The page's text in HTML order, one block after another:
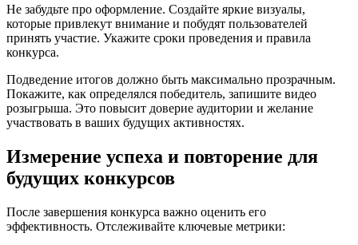
Не забудьте про оформление. Создайте яркие визуалы,
которые привлекут внимание и побудят пользователей
принять участие. Укажите сроки проведения и правила
конкурса.
Подведение итогов должно быть максимально прозрачным.
Покажите, как определялся победитель, запишите видео
розыгрыша. Это повысит доверие аудитории и желание
участвовать в ваших будущих активностях.
Измерение успеха и повторение для
будущих конкурсов
После завершения конкурса важно оценить его
эффективность. Отслеживайте ключевые метрики: